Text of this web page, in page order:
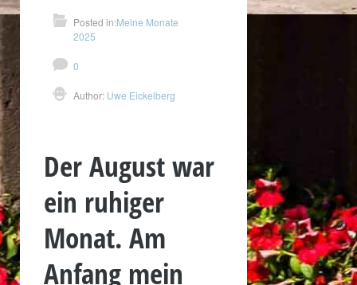
Posted in:Meine Monate
2025
0
Author: Uwe Eickelberg
Der August war
ein ruhiger
Monat. Am
Anfang mein